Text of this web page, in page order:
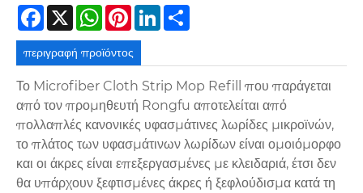
Facebook
X WhatsAppPinterestLinkedIn
περιγραφή προϊόντος
Το Microfiber Cloth Strip Mop Refill που παράγεται
από τον προμηθευτή Rongfu αποτελείται από
πολλαπλές κανονικές υφασμάτινες λωρίδες μικροϊνών,
το πλάτος των υφασμάτινων λωρίδων είναι ομοιόμορφο
και οι άκρες είναι επεξεργασμένες με κλειδαριά, έτσι δεν
θα υπάρχουν ξεφτισμένες άκρες ή ξεφλούδισμα κατά τη